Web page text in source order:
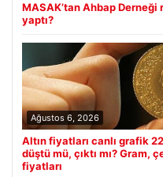
MASAK’tan Ahbap Derneği
yaptı?
Ağustos 6, 2026
Altın fiyatları canlı grafik
düştü mü, çıktı mı? Gram,
fiyatları